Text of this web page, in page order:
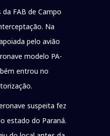
FAB de Campo
Na
pelo avião
modelo PA-
entrou no
suspeita fez
estado do Paraná.